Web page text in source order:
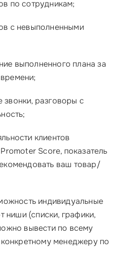
по сотрудникам;
с невыполненными
выполненного плана за
разговоры с
клиентов
Score, показатель
ваш товар/
индивидуальные
ниши (списки, графики,
вывести по всему
менеджеру по